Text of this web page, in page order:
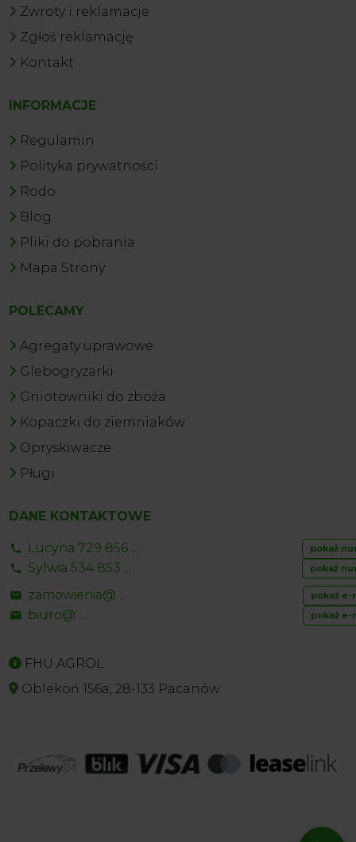
Zwroty i reklamacje
Zgłoś reklamację
Kontakt
INFORMACJE
Regulamin
Polityka prywatności
Rodo
Blog
Pliki do pobrania
Mapa Strony
POLECAMY
Agregaty uprawowe
Glebogryzarki
Gniotowniki do zboża
Kopaczki do ziemniaków
Opryskiwacze
Pługi
DANE KONTAKTOWE
Lucyna 729 856 ... pokaż
Sylwia 534 853 ... pokaż
zamowienia@ ... pokaż e-
biuro@ ... pokaż e-
FHU AGROL
Oblekoń 156a, 28-133 Pacanów